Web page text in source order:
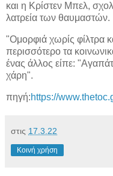
και η Κρίστεν Μπελ,
λατρεία των θαυμαστών.
"Ομορφιά χωρίς φίλτρα
περισσότερο τα
ένας άλλος είπε:
χάρη".
πηγή:https://
στις 17.3.22
Κοινή χρήση